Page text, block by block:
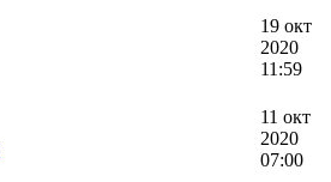
19 окт
2020
11:59
11 окт
2020
07:00